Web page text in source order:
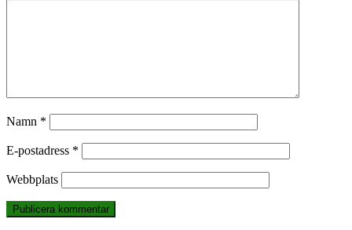
Namn *
E-postadress *
Webbplats